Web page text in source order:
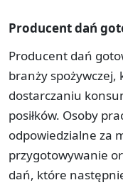
Producent dań
Producent dań
branży
dostarczaniu
posiłków. Osoby
odpowiedzialne za
przygotowywanie
dań, które